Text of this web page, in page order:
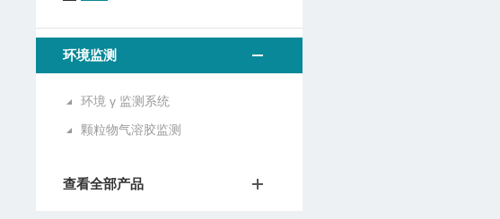
环境监测
环境 γ 监测系统
颗粒物气溶胶监测
查看全部产品